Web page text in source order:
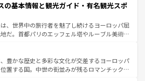
るイタリアで、忘れられない旅をしてみよう！
のイタリア情報は
くこの国では、情熱的なフラメンコ、熱気あふ
そして美味しいタパスが生活の一部となってい
ドリードの洗練された雰囲気や、バルセロナの
れた街角から、地方では古代ローマ遺跡や中世
によって風土や気候が異なるスペインはその個
性で訪れる人を魅了する。 なお、新着のスペイン情報は コ
覧を参照してほしい。
の基本情報と観光ガイド・有名観光スポ
、世界中の旅行者を魅了し続けるヨーロッパ屈
だ。首都パリのエッフェル塔やルーブル美術館
魅力が詰まっている。華麗な宮殿、歴史的な大
いビーチ、そして豊かな自然が、訪れる者を心
る。また、フランスは美食の国としても知ら
豊かな歴史と多彩な文化が交差するヨーロッパ
置する国。中世の街並みが残るロマンチック街